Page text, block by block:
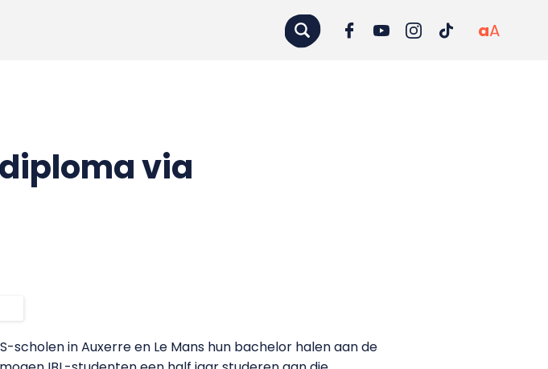
aA
via
scholen in Auxerre en Le Mans hun bachelor halen aan de